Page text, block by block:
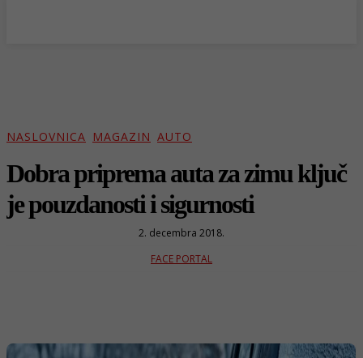
NASLOVNICA MAGAZIN AUTO
Dobra priprema auta za zimu ključ
je pouzdanosti i sigurnosti
2. decembra 2018.
FACE PORTAL